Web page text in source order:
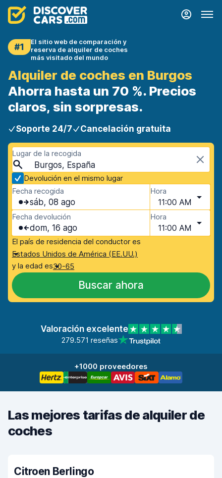
#1
El sitio web de comparación y
reserva de alquiler de coches
más visitado del mundo
Alquiler de coches en Burgos
Ahorra hasta un 70 %. Precios
claros, sin sorpresas.
Soporte 24/7 Cancelación gratuita
Lugar de la recogida
Burgos, España
Devolución en el mismo lugar
Fecha recogida
sáb, 08 ago
Hora
11:00 AM
Fecha devolución
dom, 16 ago
Hora
11:00 AM
El país de residencia del conductor es
Estados Unidos de América (EE.UU.)
y la edad es30-65
Buscar ahora
Valoración excelente
279.571 reseñas
+1000 proveedores
Las mejores tarifas de alquiler de
coches
Citroen Berlingo